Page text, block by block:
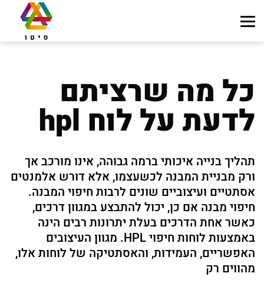
כל מה שרציתם
לדעת על לוח hpl
תהליך בנייה איכותי ברמה גבוהה, אינו מורכב אך
ורק מבניית המבנה לכשעצמו, אלא דורש אלמנטים
אסתטיים ועיצוביים שונים לרבות חיפוי המבנה.
חיפוי מבנה אם כן, יכול להתבצע במגוון דרכים,
כאשר אחת הדרכים בעלת יתרונות רבים הינה
באמצעות לוחות חיפוי HPL. מגוון העיצובים
האפשריים, העמידות, והאסתטיקה של לוחות אלו,
מהווים רק